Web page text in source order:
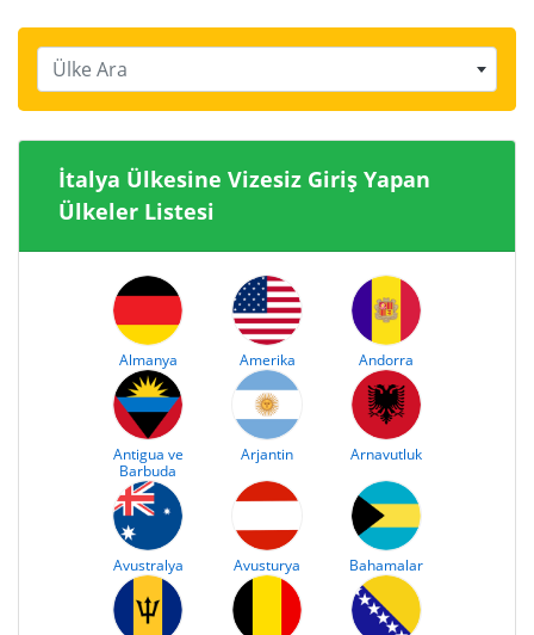
Ülke Ara
İtalya Ülkesine Vizesiz Giriş Yapan
Ülkeler Listesi
Almanya Amerika Andorra
Antigua ve
Barbuda
Arjantin Arnavutluk
Avustralya Avusturya Bahamalar